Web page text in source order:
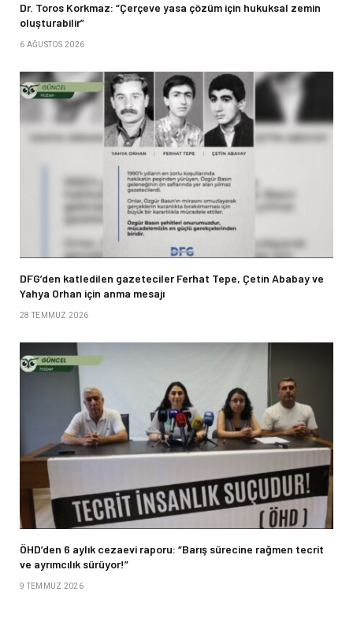
Dr. Toros Korkmaz: “Çerçeve yasa çözüm için hukuksal zemin
oluşturabilir”
6 AĞUSTOS 2026
DFG’den katledilen gazeteciler Ferhat Tepe, Çetin Ababay ve
Yahya Orhan için anma mesajı
28 TEMMUZ 2026
ÖHD’den 6 aylık cezaevi raporu: “Barış sürecine rağmen tecrit
ve ayrımcılık sürüyor!”
9 TEMMUZ 2026